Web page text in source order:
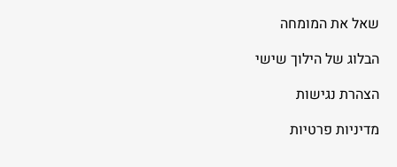
שאל את המומחה
הבלוג של הילוך שישי
הצהרת נגישות
מדיניות פרטיות